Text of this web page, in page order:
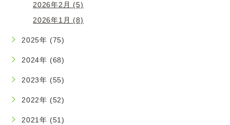
2026年2月 (5)
2026年1月 (8)
2025年 (75)
2024年 (68)
2023年 (55)
2022年 (52)
2021年 (51)